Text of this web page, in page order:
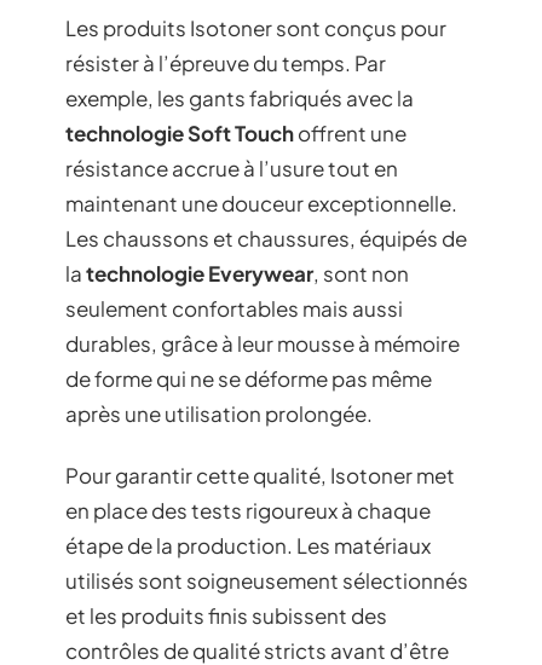
Les produits Isotoner sont conçus pour
résister à l’épreuve du temps. Par
exemple, les gants fabriqués avec la
technologie Soft Touchoffrent une
résistance accrue à l’usure tout en
maintenant une douceur exceptionnelle.
Les chaussons et chaussures, équipés de
latechnologie Everywear, sont non
seulement confortables mais aussi
durables, grâce à leur mousse à mémoire
de forme qui ne se déforme pas même
après une utilisation prolongée.
Pour garantir cette qualité, Isotoner met
en place des tests rigoureux à chaque
étape de la production. Les matériaux
utilisés sont soigneusement sélectionnés
et les produits finis subissent des
contrôles de qualité stricts avant d’être